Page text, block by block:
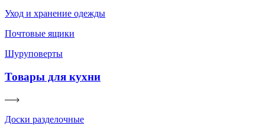
Уход и хранение одежды
Почтовые ящики
Шуруповерты
Товары для кухни
Доски разделочные